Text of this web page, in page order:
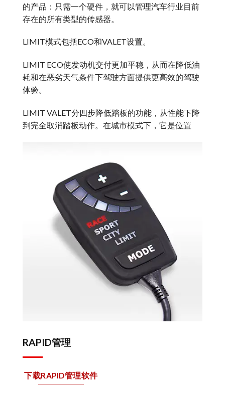
的产品：只需一个硬件，就可以管理汽车行业目前
存在的所有类型的传感器。
LIMIT模式包括ECO和VALET设置。
LIMIT ECO使发动机交付更加平稳，从而在降低油
耗和在恶劣天气条件下驾驶方面提供更高效的驾驶
体验。
LIMIT VALET分四步降低踏板的功能，从性能下降
到完全取消踏板动作。在城市模式下，它是位置
RAPID管理
下载RAPID管理软件